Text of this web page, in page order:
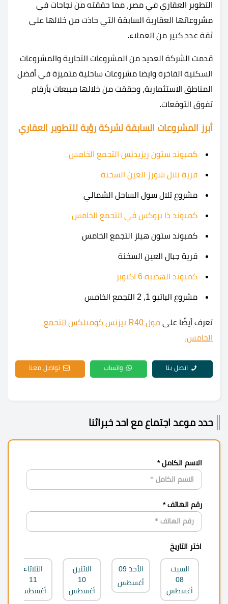
التطوير العقاري في مصر، مما حققته من نجاحات في
مشروعاتها العقارية السابقة التي حاذت من خلالها على
ثقة عدد كبير من العملاء.
قدمت الشركة العديد من المشروعات التجارية والمشروعات
السكنية الفاخرة وايضا مشروعات ساحلية متميزة في أفضل
المناطق الاستثمارية، وحققت من خلالها مبيعات بأرقام
تفوق التوقعات.
أبرز المشروعات السابقة لشركة رؤية للتطوير العقاري
كمبوند ستون ريزيدنس التجمع الخامس
قرية تلال شورز العين السخنة
مشروع تلال سول الساحل الشمالي
كمبوند ذا بروكس في التجمع الخامس
كمبوند ستون هيلز التجمع الخامس
قرية جبال العين السخنة
كمبوند الهضبه 6 اكتوبر
مشروع الباتيو 1, 2 التجمع الخامس
تعرف أيضًا على
مول R40 بيزنس كومبلكس التجمع
الخامس.
اتصل بنا واتساب تواصل معنا
حدد موعد اجتماع مع احد خبرائنا
الاسم الكامل *
رقم الهاتف *
اختر التاريخ
السبت
08
أغسطس
الأحد 09
أغسطس
الاثنين
10
أغسطس
الثلاثاء
11
أغسطس